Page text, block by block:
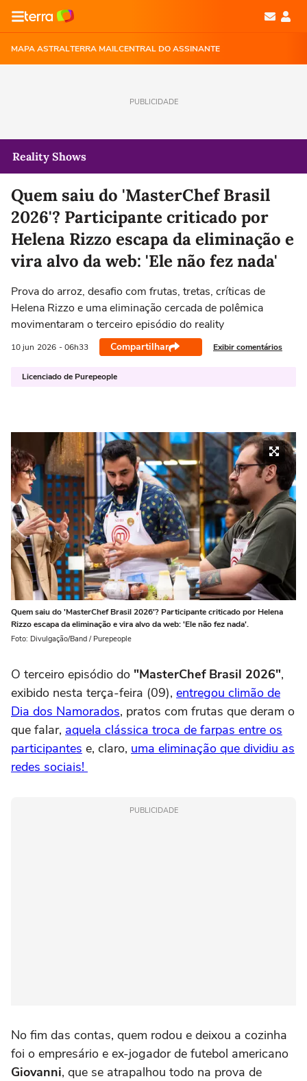
MAPA ASTRALTERRA MAILCENTRAL DO ASSINANTE
PUBLICIDADE
Reality Shows
Quem saiu do 'MasterChef Brasil
2026'? Participante criticado por
Helena Rizzo escapa da eliminação e
vira alvo da web: 'Ele não fez nada'
Prova do arroz, desafio com frutas, tretas, críticas de
Helena Rizzo e uma eliminação cercada de polêmica
movimentaram o terceiro episódio do reality
10 jun 2026 - 06h33 Compartilhar Exibir comentários
Licenciado de Purepeople
Quem saiu do 'MasterChef Brasil 2026'? Participante criticado por Helena
Rizzo escapa da eliminação e vira alvo da web: 'Ele não fez nada'.
Foto: Divulgação/Band / Purepeople
O terceiro episódio do "MasterChef Brasil 2026",
exibido nesta terça-feira (09), entregou climão de
Dia dos Namorados, pratos com frutas que deram o
que falar, aquela clássica troca de farpas entre os
participantes e, claro, uma eliminação que dividiu as
redes sociais!
PUBLICIDADE
No fim das contas, quem rodou e deixou a cozinha
foi o empresário e ex-jogador de futebol americano
Giovanni, que se atrapalhou todo na prova de